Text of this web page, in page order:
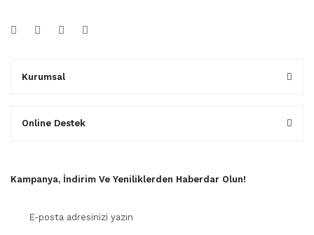
Kurumsal
Online Destek
Kampanya, İndirim Ve Yeniliklerden Haberdar Olun!